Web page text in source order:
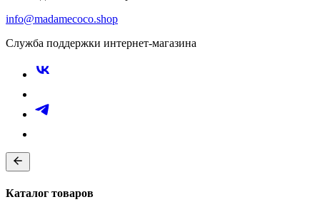
info@madamecoco.shop
Служба поддержки интернет-магазина
Каталог товаров